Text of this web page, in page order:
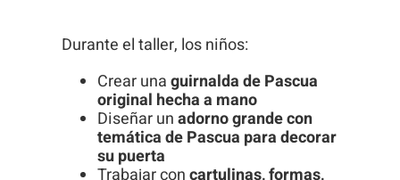
Durante el taller, los niños:
Crear unaguirnalda de Pascua
original hecha a mano
Diseñar unadorno grande con
temática de Pascua para decorar
su puerta